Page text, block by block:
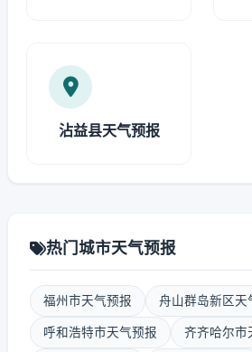
沾益县天气预报
热门城市天气预报
福州市天气预报 舟山群岛新区天
呼和浩特市天气预报 齐齐哈尔市